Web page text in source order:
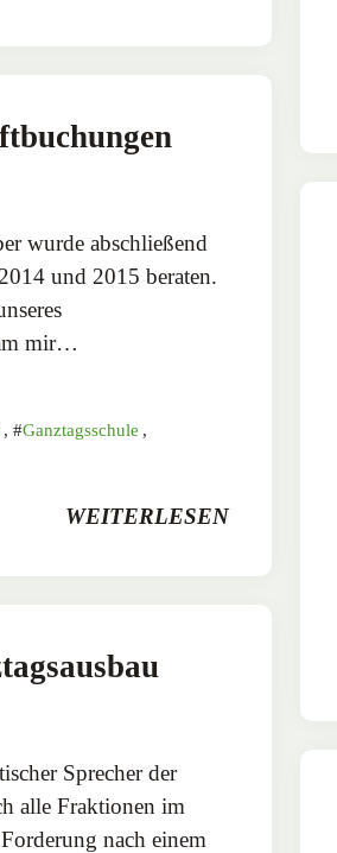
wurde abschließend
und 2015 beraten.
mir…
, Ganztagsschule ,
WEITERLESEN
Sprecher der
alle Fraktionen im
nach einem